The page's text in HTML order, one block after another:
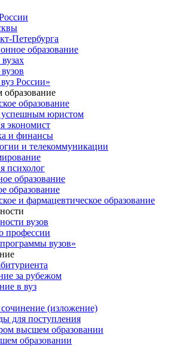
Петербурга
образование
России»
образование
успешным юристом
экономист
и финансы
и телекоммуникации
психолог
образование
образование
и фармацевтическое образование
вузов
профессии
вузов»
за рубежом
в вуз
(изложение)
для поступления
высшем образовании
образовании